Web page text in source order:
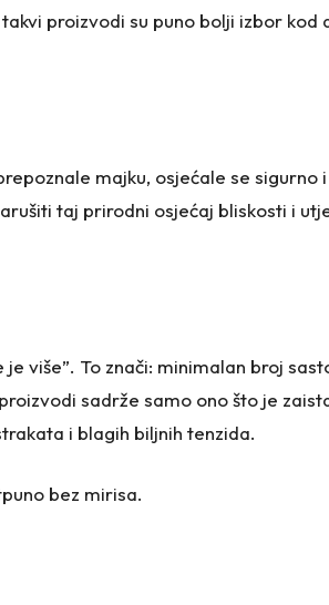
proizvodi su puno bolji izbor kod
majku, osjećale se sigurno
taj prirodni osjećaj bliskosti i
više”. To znači: minimalan broj
sadrže samo ono što je
i blagih biljnih tenzida.
bez mirisa.